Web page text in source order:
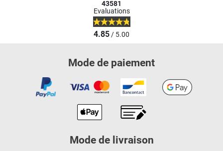
43581
Evaluations
4.85/ 5.00
Mode de paiement
Mode de livraison